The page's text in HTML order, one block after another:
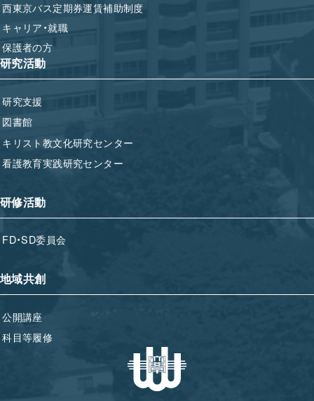
西東京バス定期券運賃補助制度
キャリア・就職
保護者の方
研究活動
研究支援
図書館
キリスト教文化研究センター
看護教育実践研究センター
研修活動
FD・SD委員会
地域共創
公開講座
科目等履修